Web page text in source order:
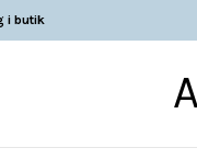
i butik